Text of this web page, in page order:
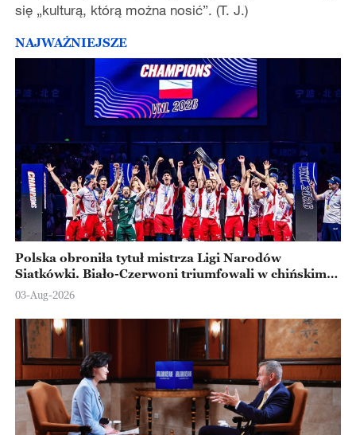
się „kulturą, którą można nosić”. (T. J.)
NAJWAŻNIEJSZE
Polska obroniła tytuł mistrza Ligi Narodów
Siatkówki. Biało-Czerwoni triumfowali w chińskim
Ningbo
03-Aug-2026